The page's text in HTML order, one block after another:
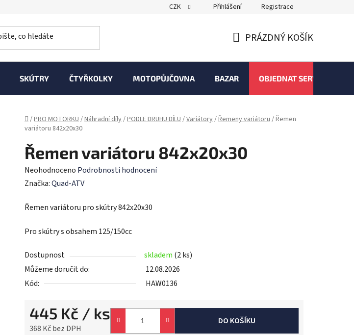
CZK Přihlášení Registrace
KOŠÍK
PRÁZDNÝ KOŠÍK
SKÚTRY ČTYŘKOLKY MOTOPŮJČOVNA BAZAR OBJEDNAT SERVIS
Domů
/PRO MOTORKU/Náhradní díly/PODLE DRUHU DÍLU/Variátory/Řemeny variátoru/Řemen
variátoru 842x20x30
Řemen variátoru 842x20x30
Průměrné
hodnocení
je
z
hvězdiček.
Neohodnoceno Podrobnosti hodnocení
Značka:Quad-ATV
Řemen variátoru pro skútry 842x20x30
Pro skútry s obsahem 125/150cc
Dostupnost skladem (2 ks)
Můžeme doručit do:
12.08.2026
Kód:
HAW0136
445 Kč / ks
368 Kč bez DPH
DO KOŠÍKU